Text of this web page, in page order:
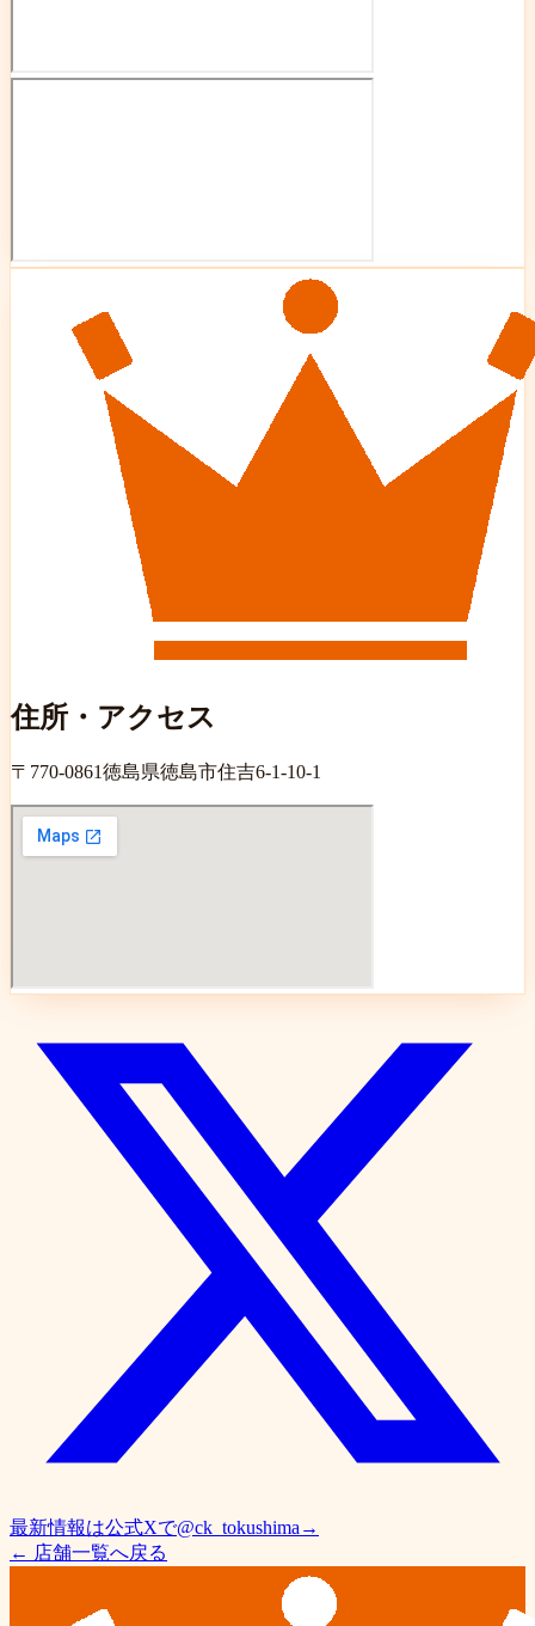
住所・アクセス
〒 770-0861徳島県徳島市住吉6-1-10-1
最新情報は公式Xで@ck_tokushima →
← 店舗一覧へ戻る